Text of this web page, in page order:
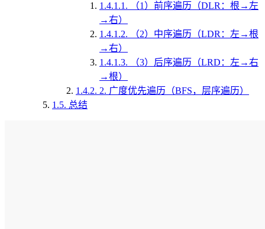
1.4.1.1.
（1）前序遍历（DLR：根→左
→右）
1.4.1.2.
（2）中序遍历（LDR：左→根
→右）
1.4.1.3.
（3）后序遍历（LRD：左→右
→根）
1.4.2. 2. 广度优先遍历（BFS，层序遍历）
1.5. 总结